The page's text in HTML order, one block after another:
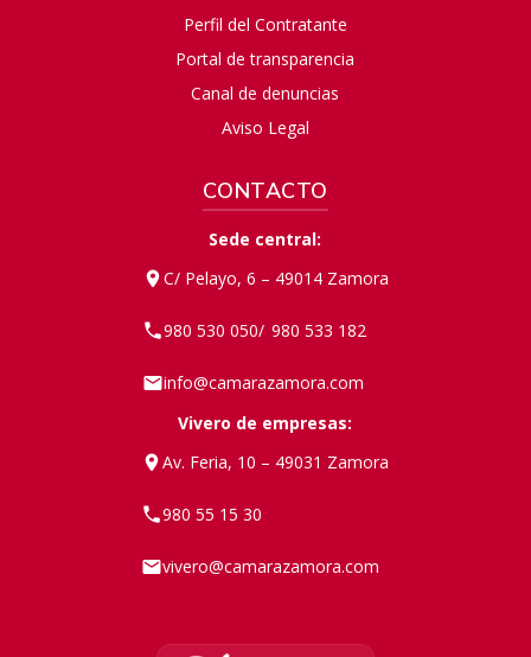
Perfil del Contratante
Portal de transparencia
Canal de denuncias
Aviso Legal
CONTACTO
Sede central:
C/ Pelayo, 6 – 49014 Zamora
980 530 050/ 980 533 182
info@camarazamora.com
Vivero de empresas:
Av. Feria, 10 – 49031 Zamora
980 55 15 30
vivero@camarazamora.com